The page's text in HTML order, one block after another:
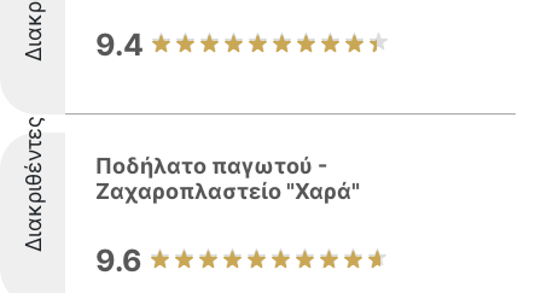
9.4
Διακριθέντες
Ποδήλατο παγωτού -
Ζαχαροπλαστείο "Χαρά"
9.6